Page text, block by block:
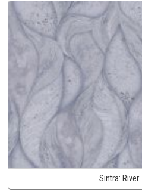
Sintra: River: